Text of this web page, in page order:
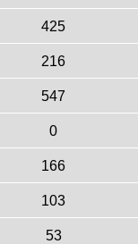
425
216
547
0
166
103
53